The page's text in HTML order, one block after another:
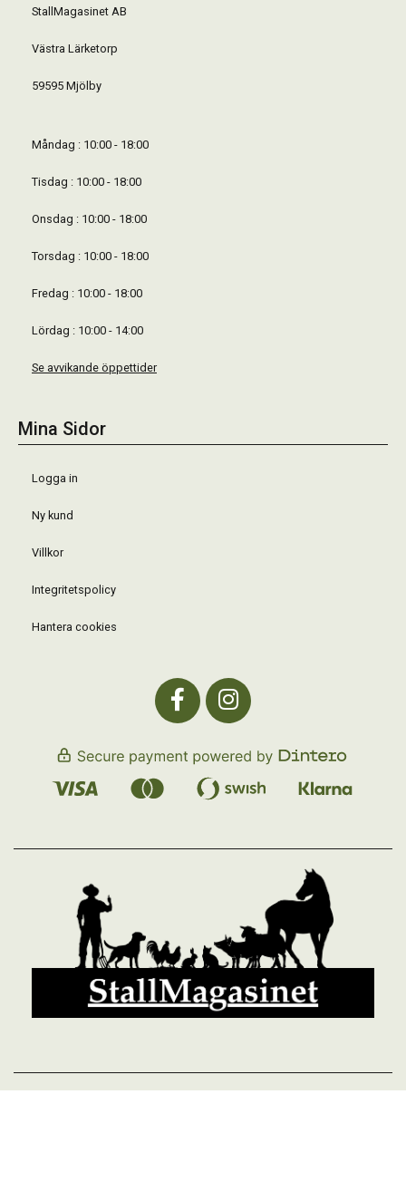
StallMagasinet AB
Västra Lärketorp
59595 Mjölby
Måndag : 10:00 - 18:00
Tisdag : 10:00 - 18:00
Onsdag : 10:00 - 18:00
Torsdag : 10:00 - 18:00
Fredag : 10:00 - 18:00
Lördag : 10:00 - 14:00
Se avvikande öppettider
Mina Sidor
Logga in
Ny kund
Villkor
Integritetspolicy
Hantera cookies